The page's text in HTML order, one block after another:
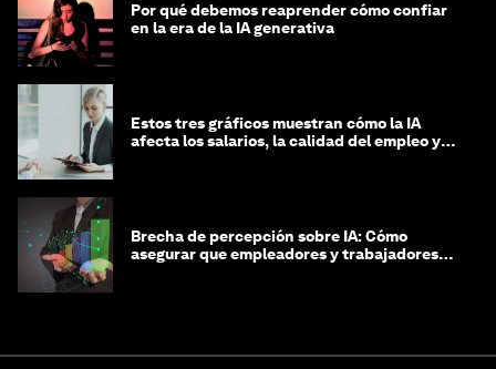
Por qué debemos reaprender cómo confiar
en la era de la IA generativa
Estos tres gráficos muestran cómo la IA
afecta los salarios, la calidad del empleo y
Brecha de percepción sobre IA: Cómo
asegurar que empleadores y trabajadores